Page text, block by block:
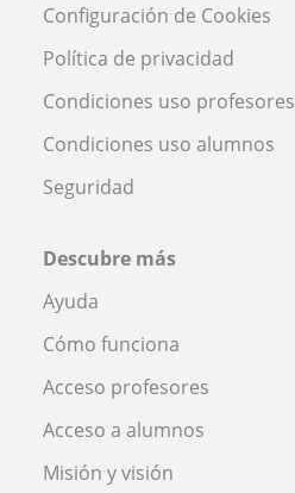
Configuración de Cookies
Política de privacidad
Condiciones uso profesores
Condiciones uso alumnos
Seguridad
Descubre más
Ayuda
Cómo funciona
Acceso profesores
Acceso a alumnos
Misión y visión